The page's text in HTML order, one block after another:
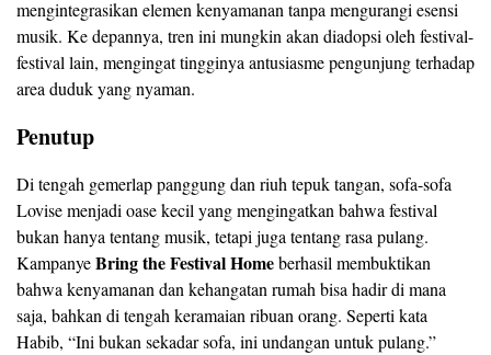
mengintegrasikan elemen kenyamanan tanpa mengurangi esensi
musik. Ke depannya, tren ini mungkin akan diadopsi oleh festival-
festival lain, mengingat tingginya antusiasme pengunjung terhadap
area duduk yang nyaman.
Penutup
Di tengah gemerlap panggung dan riuh tepuk tangan, sofa-sofa
Lovise menjadi oase kecil yang mengingatkan bahwa festival
bukan hanya tentang musik, tetapi juga tentang rasa pulang.
KampanyeBring the Festival Homeberhasil membuktikan
bahwa kenyamanan dan kehangatan rumah bisa hadir di mana
saja, bahkan di tengah keramaian ribuan orang. Seperti kata
Habib, “Ini bukan sekadar sofa, ini undangan untuk pulang.”